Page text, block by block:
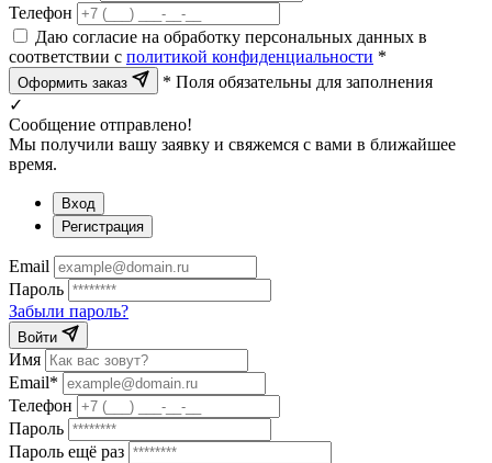
Телефон
Даю согласие на обработку персональных данных в
соответствии с политикой конфиденциальности *
Оформить заказ
* Поля обязательны для заполнения
✓
Сообщение отправлено!
Мы получили вашу заявку и свяжемся с вами в ближайшее
время.
Вход
Регистрация
Email
Пароль
Забыли пароль?
Войти
Имя
Email*
Телефон
Пароль
Пароль ещё раз